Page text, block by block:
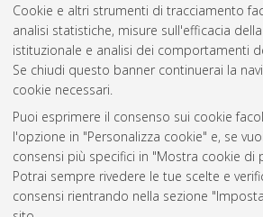
Cookie e altri strumenti di tracciamento
analisi statistiche, misure sull'efficacia
istituzionale e analisi dei comportamenti
Se chiudi questo banner continuerai la
cookie necessari.
Puoi esprimere il consenso sui cookie
l'opzione in "Personalizza cookie" e, se
consensi più specifici in "Mostra cookie di
Potrai sempre rivedere le tue scelte e
consensi rientrando nella sezione
Gestione del
Atom
Rss 1.0
Rss 2.0